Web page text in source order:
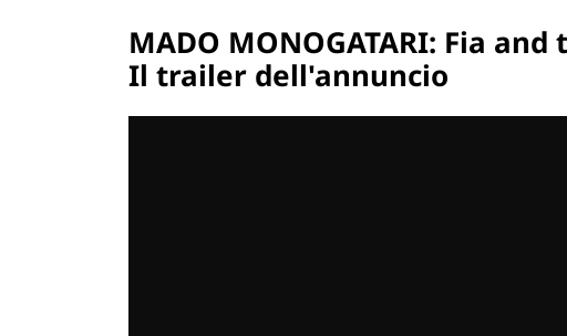
MADO MONOGATARI: Fia
Il trailer dell'annuncio